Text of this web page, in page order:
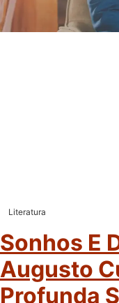
Literatura
Sonhos E
Augusto
Profunda